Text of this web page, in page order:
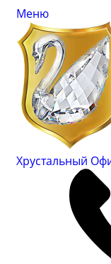
Меню
Хрустальный